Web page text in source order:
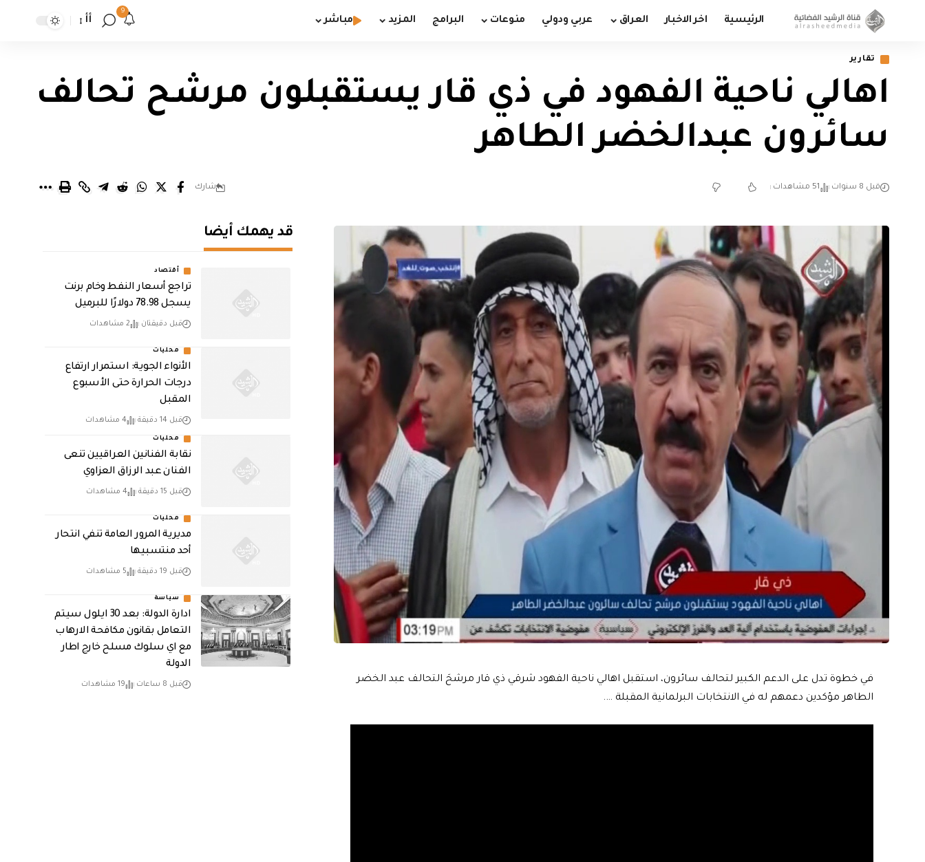
الرئيسية اخر الاخبار العراق عربي ودولي منوعات البرامج المزيد مباشر
9
أأ
تقارير
اهالي ناحية الفهود في ذي قار يستقبلون مرشح تحالف
سائرون عبدالخضر الطاهر
قبل 8 سنوات 51 مشاهدات شارك
في خطوة تدل على الدعم الكبير لتحالف سائرون، استقبل اهالي ناحية الفهود شرقي ذي قار مرشحَ التحالف عبد الخضر
الطاهر مؤكدين دعمهم له في الانتخابات البرلمانية المقبلة ….
قد يهمك أيضا
أقتصاد
تراجع أسعار النفط وخام برنت
يسجل 78.98 دولارًا للبرميل
قبل دقيقتان 2 مشاهدات
محليات
الأنواء الجوية: استمرار ارتفاع
درجات الحرارة حتى الأسبوع
المقبل
قبل 14 دقيقة 4 مشاهدات
محليات
نقابة الفنانين العراقيين تنعى
الفنان عبد الرزاق العزاوي
قبل 15 دقيقة 4 مشاهدات
محليات
مديرية المرور العامة تنفي انتحار
أحد منتسبيها
قبل 19 دقيقة 5 مشاهدات
سياسة
ادارة الدولة: بعد 30 ايلول سيتم
التعامل بقانون مكافحة الارهاب
مع اي سلوك مسلح خارج اطار
الدولة
قبل 8 ساعات 19 مشاهدات